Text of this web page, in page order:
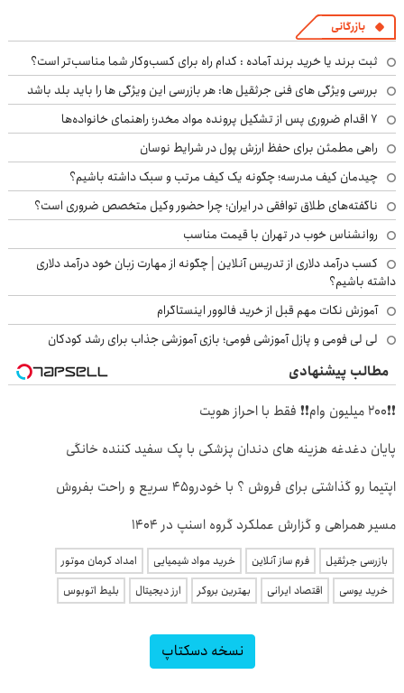
بازرگانی
ثبت برند یا خرید برند آماده : کدام راه برای کسب‌وکار شما مناسب‌تر است؟
بررسی ویژگی های فنی جرثقیل ها: هر بازرسی این ویژگی ها را باید بلد باشد
۷ اقدام ضروری پس از تشکیل پرونده مواد مخدر؛ راهنمای خانواده‌ها
راهی مطمئن برای حفظ ارزش پول در شرایط نوسان
چیدمان کیف مدرسه؛ چگونه یک کیف مرتب و سبک داشته باشیم؟
ناگفته‌های طلاق توافقی در ایران؛ چرا حضور وکیل متخصص ضروری است؟
روانشناس خوب در تهران با قیمت مناسب
کسب درآمد دلاری از تدریس آنلاین | چگونه از مهارت زبان خود درآمد دلاری
داشته باشیم؟
آموزش نکات مهم قبل از خرید فالوور اینستاگرام
لی لی فومی و پازل آموزشی فومی؛ بازی آموزشی جذاب برای رشد کودکان
مطالب پیشنهادی
❗❗200 میلیون وام❗❗ فقط با احراز هویت
پایان دغدغه هزینه های دندان پزشکی با پک سفید کننده خانگی
اپتیما رو گذاشتی برای فروش ؟ با خودرو45 سریع و راحت بفروش
مسیر همراهی و گزارش عملکرد گروه اسنپ در ۱۴۰۴
بازرسی جرثقیل فرم ساز آنلاین خرید مواد شیمیایی
امداد کرمان موتور
خرید یوسی
اقتصاد ایرانی بهترین بروکر ارز دیجیتال بلیط اتوبوس
نسخه دسکتاپ